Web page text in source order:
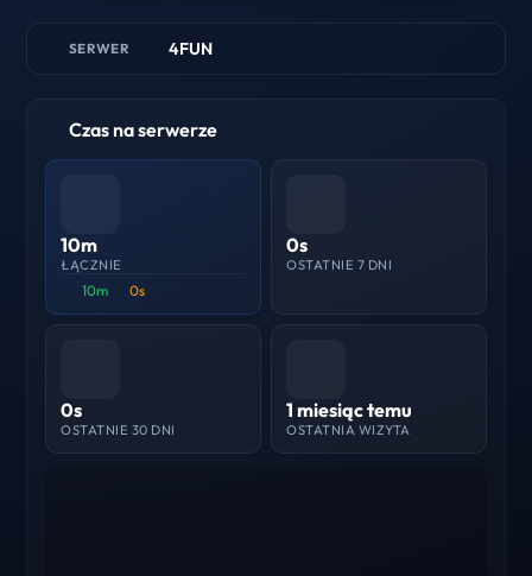
SERWER 4FUN
Czas na serwerze
10m
ŁĄCZNIE
10m 0s
0s
OSTATNIE 7 DNI
0s
OSTATNIE 30 DNI
1 miesiąc temu
OSTATNIA WIZYTA